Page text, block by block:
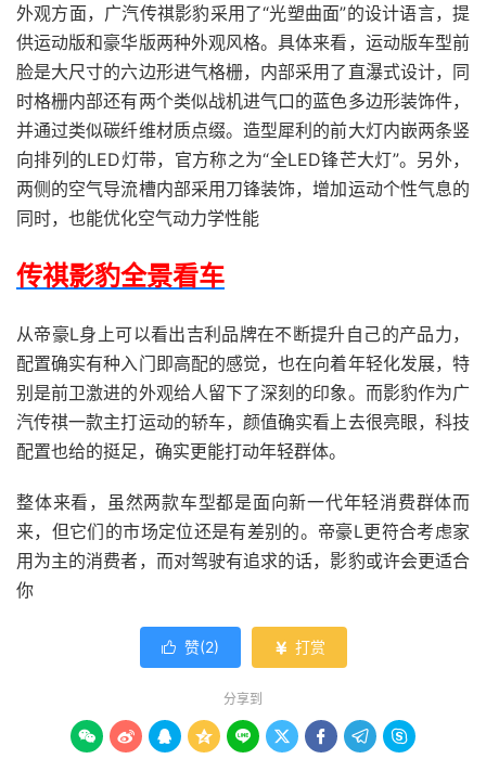
外观方面，广汽传祺影豹采用了“光塑曲面”的设计语言，提
供运动版和豪华版两种外观风格。具体来看，运动版车型前
脸是大尺寸的六边形进气格栅，内部采用了直瀑式设计，同
时格栅内部还有两个类似战机进气口的蓝色多边形装饰件，
并通过类似碳纤维材质点缀。造型犀利的前大灯内嵌两条竖
向排列的LED灯带，官方称之为“全LED锋芒大灯”。另外，
两侧的空气导流槽内部采用刀锋装饰，增加运动个性气息的
同时，也能优化空气动力学性能
传祺影豹全景看车
从帝豪L身上可以看出吉利品牌在不断提升自己的产品力，
配置确实有种入门即高配的感觉，也在向着年轻化发展，特
别是前卫激进的外观给人留下了深刻的印象。而影豹作为广
汽传祺一款主打运动的轿车，颜值确实看上去很亮眼，科技
配置也给的挺足，确实更能打动年轻群体。
整体来看，虽然两款车型都是面向新一代年轻消费群体而
来，但它们的市场定位还是有差别的。帝豪L更符合考虑家
用为主的消费者，而对驾驶有追求的话，影豹或许会更适合
你
 赞(2)  打赏
分享到
        